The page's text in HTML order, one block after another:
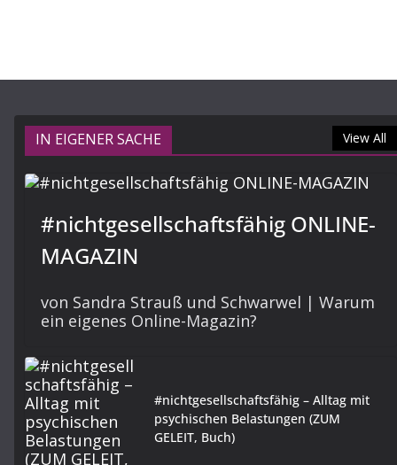
IN EIGENER SACHE View All
#nichtgesellschaftsfähig ONLINE-
MAGAZIN
von Sandra Strauß und Schwarwel | Warum
ein eigenes Online-Magazin?
#nichtgesellschaftsfähig – Alltag mit
psychischen Belastungen (ZUM
GELEIT, Buch)